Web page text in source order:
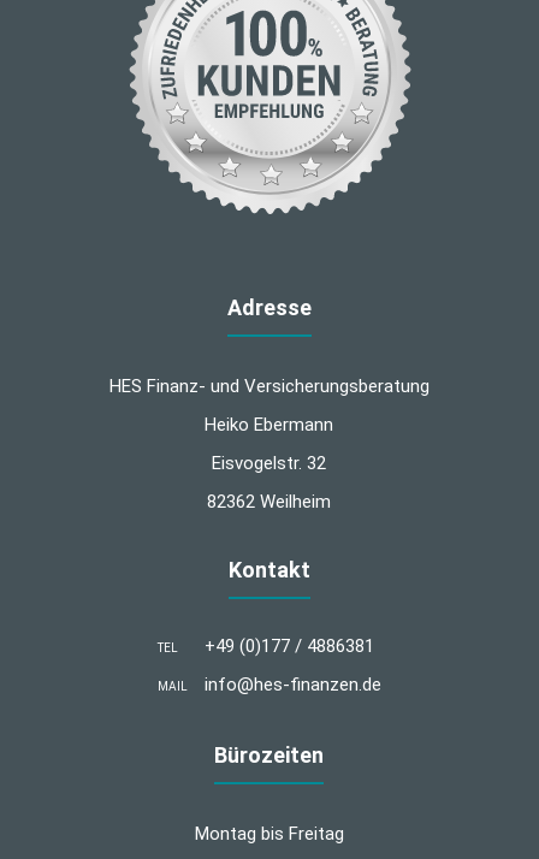
Adresse
HES Finanz- und Versicherungsberatung
Heiko Ebermann
Eisvogelstr. 32
82362 Weilheim
Kontakt
TEL +49 (0)177 / 4886381
MAIL info@hes-finanzen.de
Bürozeiten
Montag bis Freitag